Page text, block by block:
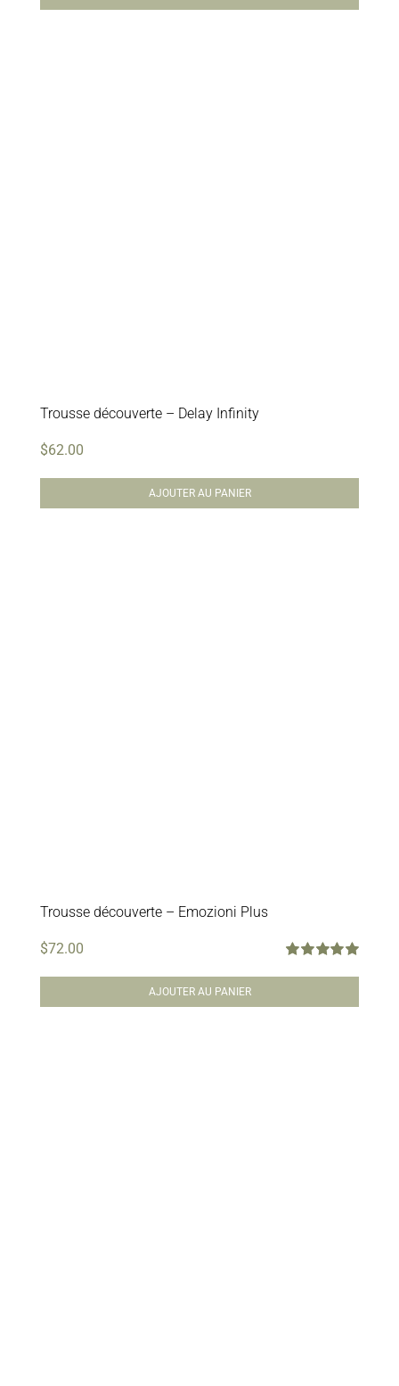
Trousse découverte – Delay Infinity
$62.00
AJOUTER AU PANIER
Trousse découverte – Emozioni Plus
$72.00
AJOUTER AU PANIER